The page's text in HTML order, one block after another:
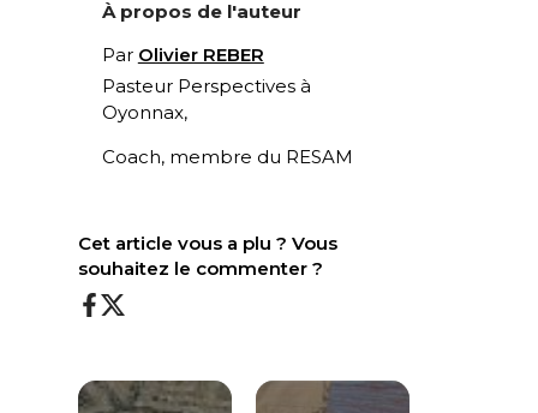
À propos de l'auteur
Par Olivier REBER
Pasteur Perspectives à
Oyonnax,
Coach, membre du RESAM
Cet article vous a plu ? Vous
souhaitez le commenter ?